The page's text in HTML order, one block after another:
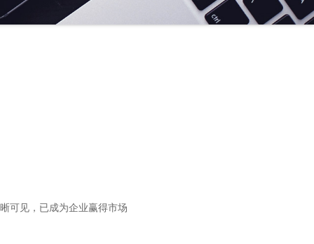
可见，已成为企业赢得市场